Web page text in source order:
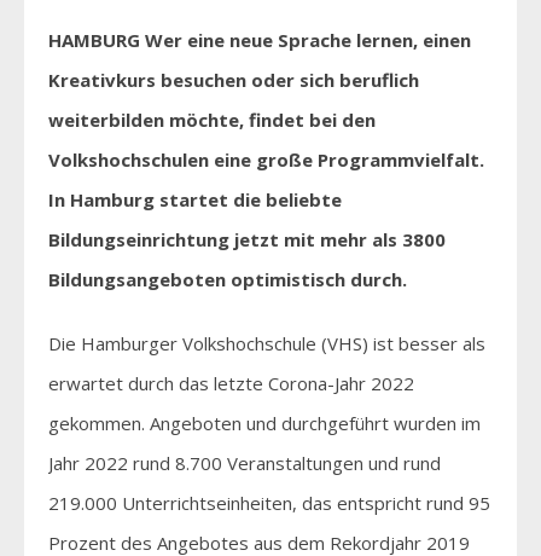
HAMBURG Wer eine neue Sprache lernen, einen
Kreativkurs besuchen oder sich beruflich
weiterbilden möchte, findet bei den
Volkshochschulen eine große Programmvielfalt.
In Hamburg startet die beliebte
Bildungseinrichtung jetzt mit mehr als 3800
Bildungsangeboten optimistisch durch.
Die Hamburger Volkshochschule (VHS) ist besser als
erwartet durch das letzte Corona-Jahr 2022
gekommen. Angeboten und durchgeführt wurden im
Jahr 2022 rund 8.700 Veranstaltungen und rund
219.000 Unterrichtseinheiten, das entspricht rund 95
Prozent des Angebotes aus dem Rekordjahr 2019